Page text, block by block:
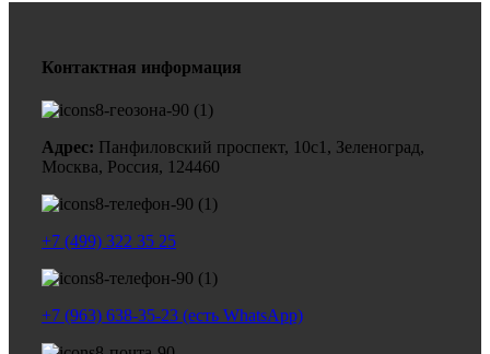
Контактная информация
Адрес: Панфиловский проспект, 10с1, Зеленоград,
Москва, Россия, 124460
+7 (499) 322 35 25
+7 (963) 638-35-23 (есть WhatsApp)